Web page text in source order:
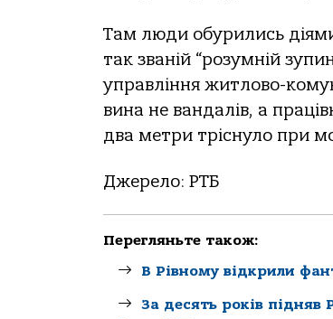
Там люди обурились
так званій “розумній
управління житлово-
вина не вандалів, а
два метри тріснуло при
Джерело: РТБ
Перегляньте також:
В Рівному відкрили
За десять років підняв